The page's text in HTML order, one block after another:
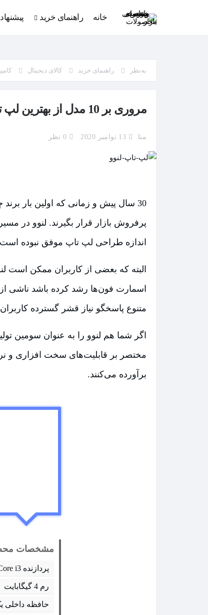
خانه راهنمای خرید
به‌نظر راهنمای خرید کالای دیجیتال
مروری بر 10 مدل از بهترین لپ تاپ لنوو با ارزش خرید بالا
منا 13 نوامبر 2020 0 نظر
30 سال پیش و زمانی که اولین بار برند چند ملیتی لنوو تاسیس شد، هیچ کسی فکرش را هم نمی‌کرد که امروز
پرفروش بازار قرار بگیرند. لنوو در
اندازه طراحی لپ تاپ موفق نبوده
البته که بعضی از کاربران ممکن است
اسمارت فون‌ها رشد کرده باشد ناشی
متنوع پاسخگو نیاز قشر گسترده کاربران
اگر شما هم لنوو را به عنوان سومین
مختصر بر قابلیت‌های سخت افزاری و نرم
برآورده می‌کنند.
مشخصات
پردازنده Core i3
رم 4 گیگابایت
حافظه داخلی